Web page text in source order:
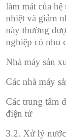
làm mát của
nhiệt và giảm
này thường
nghiệp có nhu
Nhà máy sản
Các nhà máy
Các trung tâm
điện tử
3.2. Xử lý